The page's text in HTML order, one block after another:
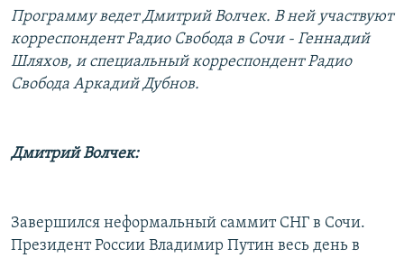
поиску
СЕВЕР.РЕАЛИИ
СИБИРЬ.РЕАЛИИ
РАСПИСАНИЕ ВЕЩАНИЯ
СОЦИАЛЬНЫЕ СЕТИ
Программу ведет Дмитрий Волчек. В ней участвуют
корреспондент Радио Свобода в Сочи - Геннадий
Шляхов, и специальный корреспондент Радио
Свобода Аркадий Дубнов.
Дмитрий Волчек:
Завершился неформальный саммит СНГ в Сочи.
Президент России Владимир Путин весь день в